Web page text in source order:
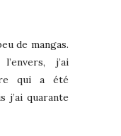
de mangas.
j’ai
qui a été
j’ai quarante